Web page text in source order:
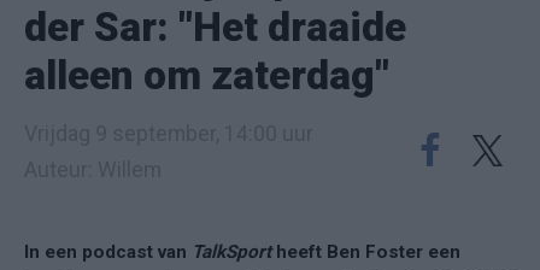
der Sar: "Het draaide
alleen om zaterdag"
In een podcast van TalkSportheeft Ben Foster een